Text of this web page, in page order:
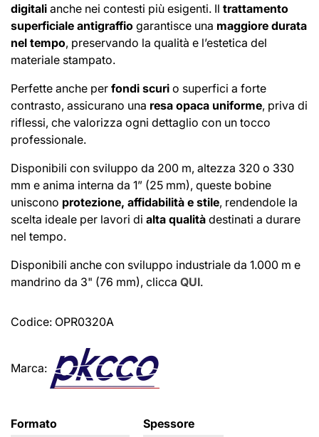
digitali anche nei contesti più esigenti. Il trattamento
superficiale antigraffio garantisce una maggiore durata
nel tempo, preservando la qualità e l’estetica del
materiale stampato.
Perfette anche per fondi scuri o superfici a forte
contrasto, assicurano una resa opaca uniforme, priva di
riflessi, che valorizza ogni dettaglio con un tocco
professionale.
Disponibili con sviluppo da 200 m, altezza 320 o 330
mm e anima interna da 1” (25 mm), queste bobine
uniscono protezione, affidabilità e stile, rendendole la
scelta ideale per lavori di alta qualità destinati a durare
nel tempo.
Disponibili anche con sviluppo industriale da 1.000 m e
mandrino da 3" (76 mm), clicca QUI.
Codice: OPR0320A
Marca:
Formato Spessore